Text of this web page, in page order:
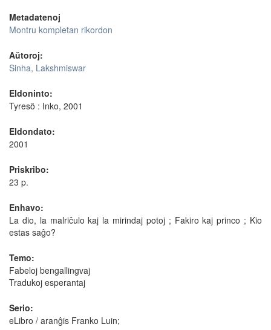
Metadatenoj
Montru kompletan rikordon
Aŭtoroj:
Sinha, Lakshmiswar
Eldoninto:
Tyresö : Inko, 2001
Eldondato:
2001
Priskribo:
23 p.
Enhavo:
La dio, la malriĉulo kaj la mirindaj potoj ; Fakiro kaj princo ; Kio
estas saĝo?
Temo:
Fabeloj bengallingvaj
Tradukoj esperantaj
Serio:
eLibro / aranĝis Franko Luin;